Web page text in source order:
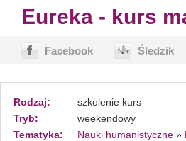
Eureka - kurs
Facebook Śledzik
Rodzaj:
szkolenie kurs
Tryb:
weekendowy
Tematyka:
Nauki humanistyczne »